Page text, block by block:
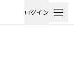
ログイン